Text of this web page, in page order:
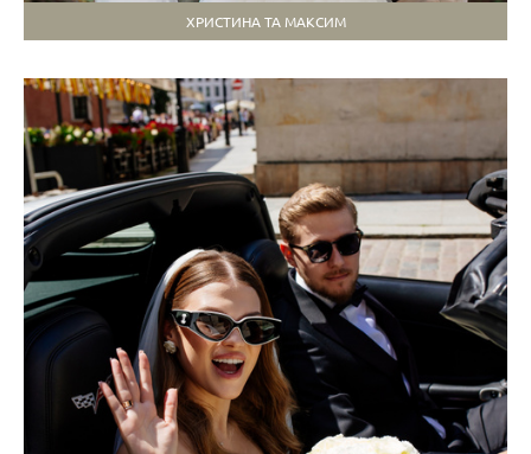
ХРИСТИНА ТА МАКСИМ